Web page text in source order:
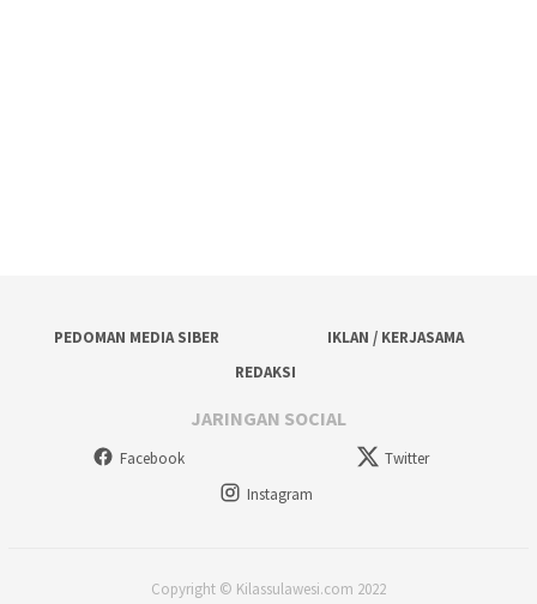
PEDOMAN MEDIA SIBER
IKLAN / KERJASAMA
REDAKSI
JARINGAN SOCIAL
Facebook
Twitter
Instagram
Copyright © Kilassulawesi.com 2022